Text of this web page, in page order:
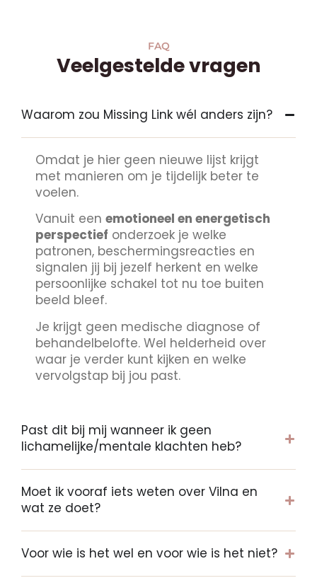
FAQ
Veelgestelde vragen
Waarom zou Missing Link wél anders zijn?
Omdat je hier geen nieuwe lijst krijgt
met manieren om je tijdelijk beter te
voelen.
Vanuit een emotioneel en energetisch
perspectief onderzoek je welke
patronen, beschermingsreacties en
signalen jij bij jezelf herkent en welke
persoonlijke schakel tot nu toe buiten
beeld bleef.
Je krijgt geen medische diagnose of
behandelbelofte. Wel helderheid over
waar je verder kunt kijken en welke
vervolgstap bij jou past.
Past dit bij mij wanneer ik geen
lichamelijke/mentale klachten heb?
Moet ik vooraf iets weten over Vilna en
wat ze doet?
Voor wie is het wel en voor wie is het niet?